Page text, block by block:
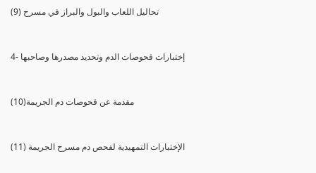
(9) تحاليل اللعاب والبول والبراز في مسرح
4- إختبارات فحوصات الدم وتحديد مصدرها وصاحبها
(10)مقدمة عن فحوصات دم الجريمة
(11) الإختبارات التمهيدية لفحص دم مسرح الجريمة